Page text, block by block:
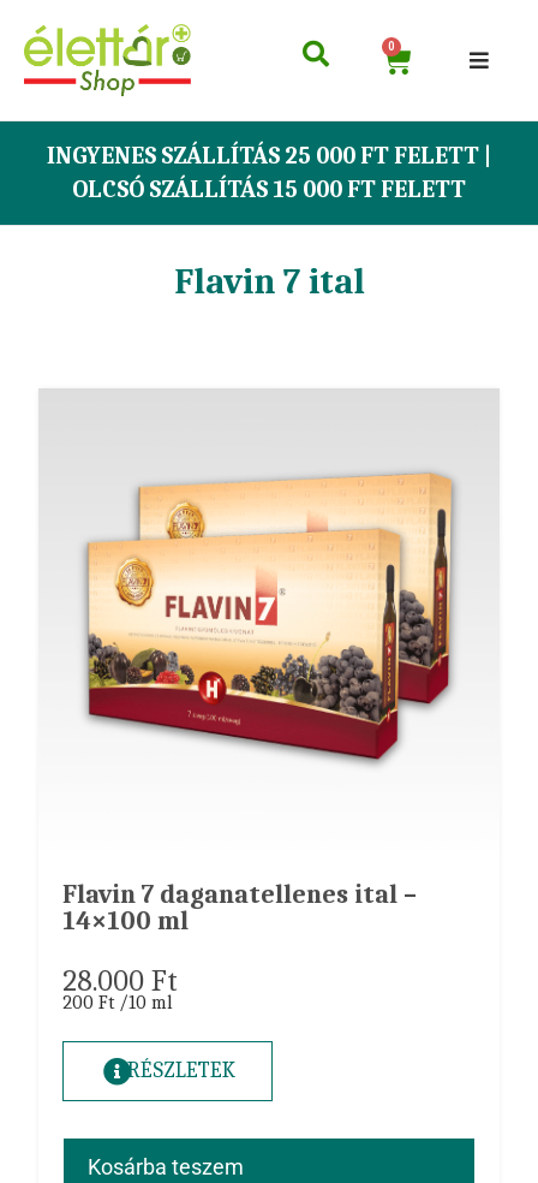
0
INGYENES SZÁLLÍTÁS 25 000 FT FELETT |
OLCSÓ SZÁLLÍTÁS 15 000 FT FELETT
Flavin 7 ital
Flavin 7 daganatellenes ital –
14×100 ml
28.000Ft
200 Ft /10 ml
RÉSZLETEK
Kosárba teszem